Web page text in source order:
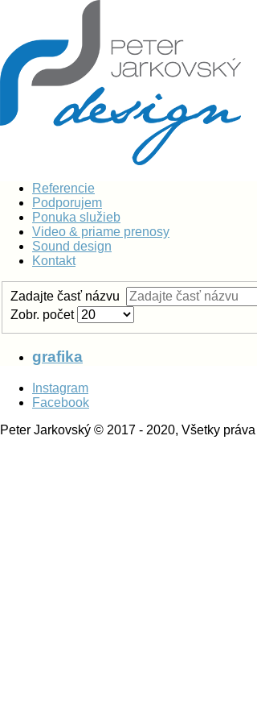
Referencie
Podporujem
Ponuka služieb
Video & priame prenosy
Sound design
Kontakt
Zadajte časť názvu
Zobr. počet
grafika
Instagram
Facebook
Peter Jarkovský © 2017 - 2020, Všetky